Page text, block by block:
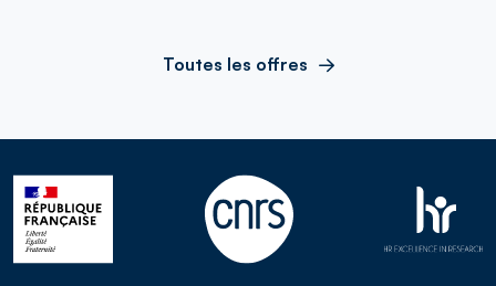
Toutes les offres